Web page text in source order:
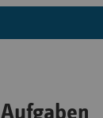
Aufgaben